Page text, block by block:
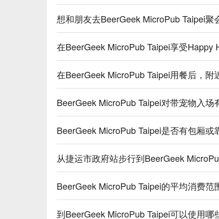
想和朋友去BeerGeek MicroPub Taipei
在BeerGeek MicroPub Taipei享受Happy
在BeerGeek MicroPub Taipei用餐后，
BeerGeek MicroPub Taipei对带宠物入场
BeerGeek MicroPub Taipei是否有包厢或
从捷运市政府站步行到BeerGeek
BeerGeek MicroPub Taipei的平均消费范
到BeerGeek MicroPub Taipei可以使用哪